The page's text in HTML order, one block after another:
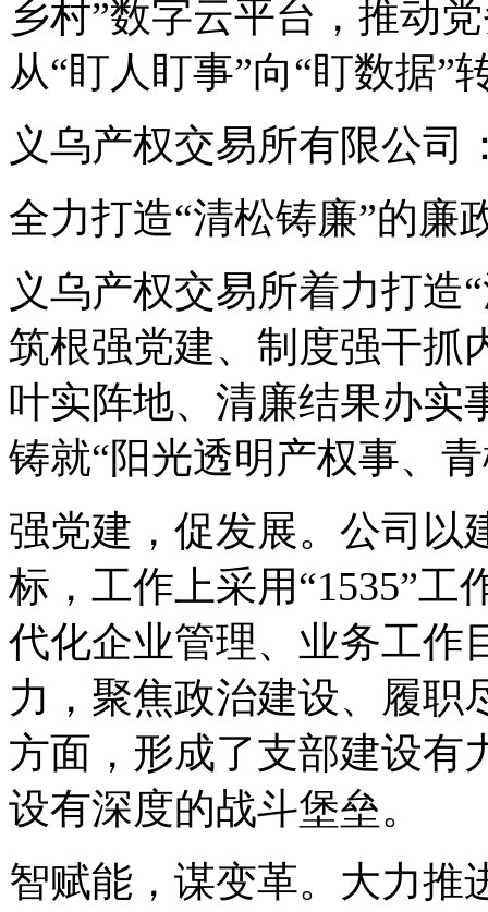
乡村”数字云平台，推动
从“盯人盯事”向“盯数据”
义乌产权交易所有限公司
全力打造“清松铸廉”的廉
义乌产权交易所着力打造
筑根强党建、制度强干抓
叶实阵地、清廉结果办实
铸就“阳光透明产权事、
强党建，促发展。公司以
标，工作上采用“1535”
代化企业管理、业务工作
力，聚焦政治建设、履职
方面，形成了支部建设有
设有深度的战斗堡垒。
智赋能，谋变革。大力推